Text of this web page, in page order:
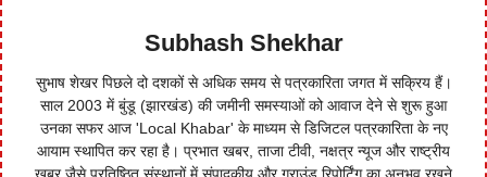
Subhash Shekhar
सुभाष शेखर पिछले दो दशकों से अधिक समय से पत्रकारिता जगत में सक्रिय हैं।
साल 2003 में बुंडू (झारखंड) की जमीनी समस्याओं को आवाज देने से शुरू हुआ
उनका सफर आज 'Local Khabar' के माध्यम से डिजिटल पत्रकारिता के नए
आयाम स्थापित कर रहा है। प्रभात खबर, ताजा टीवी, नक्षत्र न्यूज और राष्ट्रीय